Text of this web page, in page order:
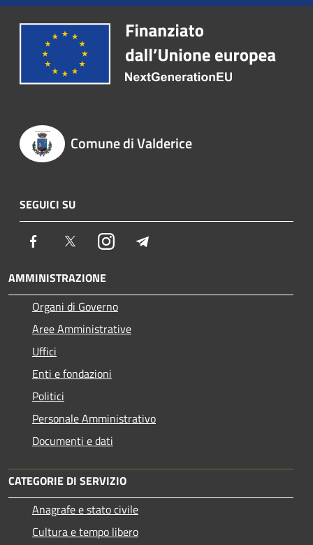
Comune di Valderice
SEGUICI SU
Facebook TwitterInstagram
AMMINISTRAZIONE
Organi di Governo
Aree Amministrative
Uffici
Enti e fondazioni
Politici
Personale Amministrativo
Documenti e dati
CATEGORIE DI SERVIZIO
Anagrafe e stato civile
Cultura e tempo libero